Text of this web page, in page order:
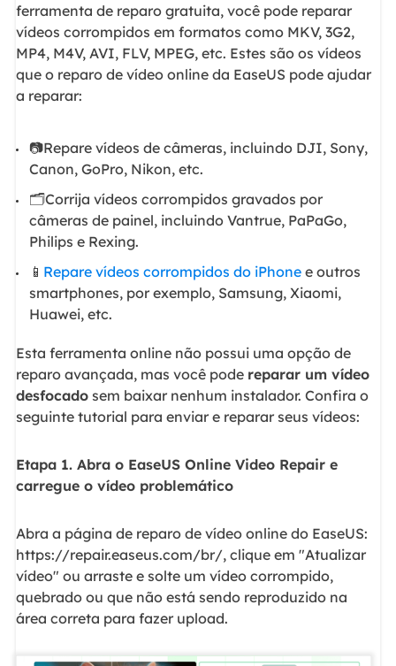
ferramenta de reparo gratuita, você pode reparar
vídeos corrompidos em formatos como MKV, 3G2,
MP4, M4V, AVI, FLV, MPEG, etc. Estes são os vídeos
que o reparo de vídeo online da EaseUS pode ajudar
a reparar:
📷Repare vídeos de câmeras, incluindo DJI, Sony,
Canon, GoPro, Nikon, etc.
🗂️Corrija vídeos corrompidos gravados por
câmeras de painel, incluindo Vantrue, PaPaGo,
Philips e Rexing.
📱 Repare vídeos corrompidos do iPhonee outros
smartphones, por exemplo, Samsung, Xiaomi,
Huawei, etc.
Esta ferramenta online não possui uma opção de
reparo avançada, mas você pode reparar um vídeo
desfocadosem baixar nenhum instalador. Confira o
seguinte tutorial para enviar e reparar seus vídeos:
Etapa 1. Abra o EaseUS Online Video Repair e
carregue o vídeo problemático
Abra a página de reparo de vídeo online do EaseUS:
https://repair.easeus.com/br/, clique em "Atualizar
vídeo" ou arraste e solte um vídeo corrompido,
quebrado ou que não está sendo reproduzido na
área correta para fazer upload.